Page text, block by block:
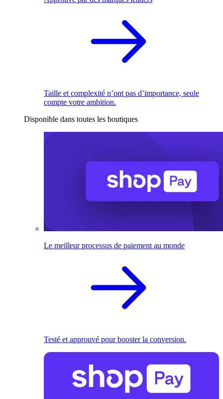
Taille et complexité n’ont pas d’importance, seule
compte votre ambition.
Disponible dans toutes les boutiques
Le meilleur processus de paiement au monde
Testé et approuvé pour booster la conversion.